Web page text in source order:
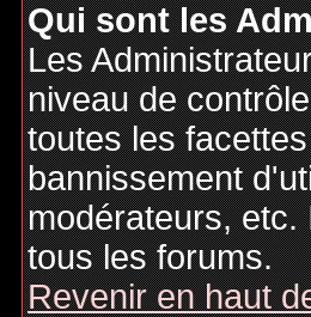
Qui sont les
Les
niveau de
toutes les
bannissement
modérateurs, etc.
tous les forums.
Revenir en haut